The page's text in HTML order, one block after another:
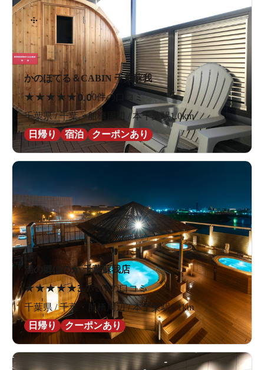
ReFaのドライヤーは1回100円で借りられます。
いざ大浴場へ！開放感バツグンの内湯めぐり
実際に入浴した様子を、営業時間前に特別に撮影させて
いただいた写真とともにレポートします。
中に入ると、まずその圧倒的な開放感にびっくり。なぜ
だろうと周りを見渡してみたら、天井が上へ向かって
高々と抜けている設計だからなんですね。閉塞感が感じ
られず、これだけで一気にリラックス気分が高まりま
す。
大きな窓から自然光がたっぷりと入る内風呂
かのほてる＆CABIN 千葉蘇我
★★ ★ ★★0.00件の口コミ
千葉県 / 千葉・船橋周辺 / 本千葉駅1.0km
日帰り
宿泊 クーポンあり
湯の郷ほのか 千葉蘇我店
★★★★★3.772件の口コミ
千葉県 / 千葉・船橋周辺 / 本千葉駅1.1km
日帰り
クーポンあり